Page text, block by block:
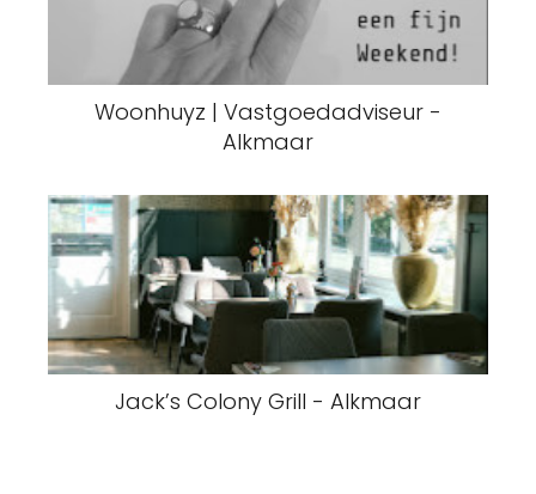
Woonhuyz | Vastgoedadviseur -
Alkmaar
Jack’s Colony Grill - Alkmaar